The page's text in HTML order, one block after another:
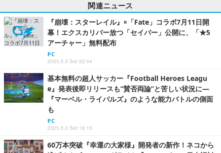
関連ニュース
『崩壊：スターレイル』×「Fate」コラボ7月11日開
幕！エクスカリバー放つ「セイバー」公開に、「★5
アーチャー」無料配布
PC
2025.5.3 Sat 22:44
基本無料の超人サッカー『Football Heroes Leagu
e』発表後即リリースも“賛否両論”と苦しい状況に―
『マーベル・ライバルズ』のような能力バトルの側面
も
PC
2025.5.3 Sat 18:15
60万本突破『幸運の大家様』開発者の新作！ネコから